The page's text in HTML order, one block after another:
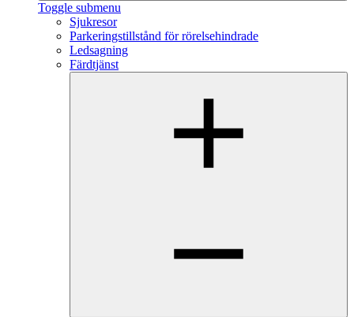
Toggle submenu
Sjukresor
Parkeringstillstånd för rörelsehindrade
Ledsagning
Färdtjänst